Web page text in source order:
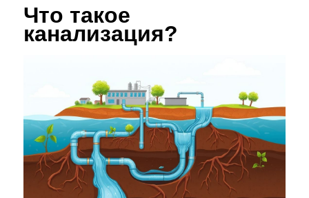
Что такое
канализация?